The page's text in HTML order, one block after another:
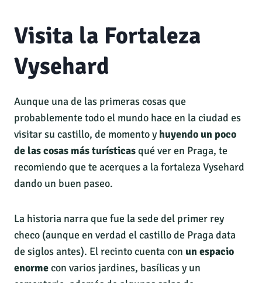
Visita la Fortaleza
Vysehard
Aunque una de las primeras cosas que
probablemente todo el mundo hace en la ciudad es
visitar su castillo, de momento y huyendo un poco
de las cosas más turísticasqué ver en Praga, te
recomiendo que te acerques a la fortaleza Vysehard
dando un buen paseo.
La historia narra que fue la sede del primer rey
checo (aunque en verdad el castillo de Praga data
de siglos antes). El recinto cuenta con un espacio
enormecon varios jardines, basílicas y un